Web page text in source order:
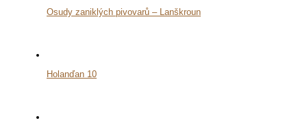
Osudy zaniklých pivovarů – Lanškroun
Holanďan 10